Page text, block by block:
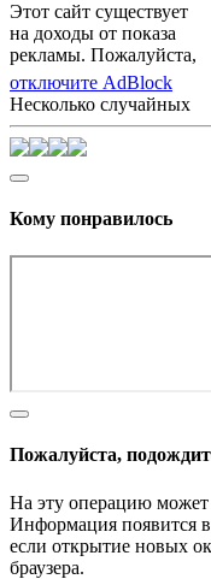
Этот сайт существует
на доходы от показа
рекламы. Пожалуйста,
отключите AdBlock
Несколько случайных
Кому понравилось
Пожалуйста,
На эту операцию может
Информация появится
если открытие новых
браузера.